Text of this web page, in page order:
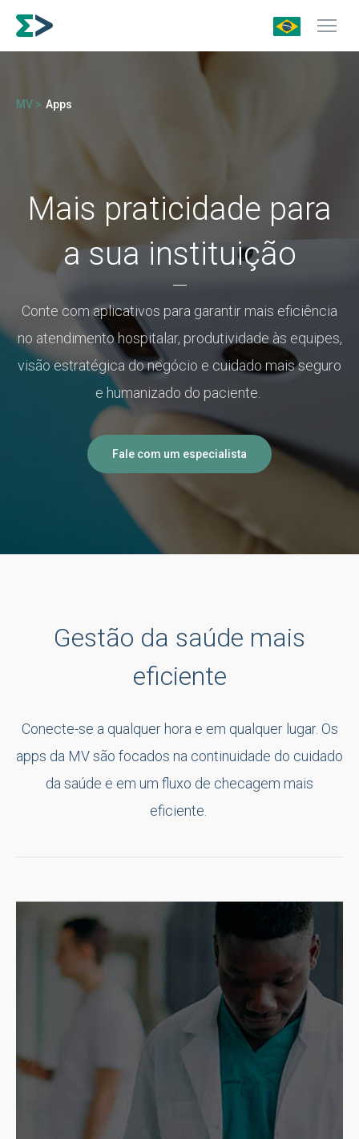
MV > Apps
Mais praticidade para
a sua instituição
Conte com aplicativos para garantir mais eficiência
no atendimento hospitalar, produtividade às equipes,
visão estratégica do negócio e cuidado mais seguro
e humanizado do paciente.
Fale com um especialista
Gestão da saúde mais
eficiente
Conecte-se a qualquer hora e em qualquer lugar. Os
apps da MV são focados na continuidade do cuidado
da saúde e em um fluxo de checagem mais
eficiente.